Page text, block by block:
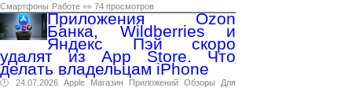
Смартфоны Работе 👀 74 просмотров
Приложения Ozon
Банка, Wildberries и
Яндекс Пэй скоро
удалят из App Store. Что
делать владельцам iPhone
🕑 24.07.2026 Apple Магазин Приложений Обзоры
Для